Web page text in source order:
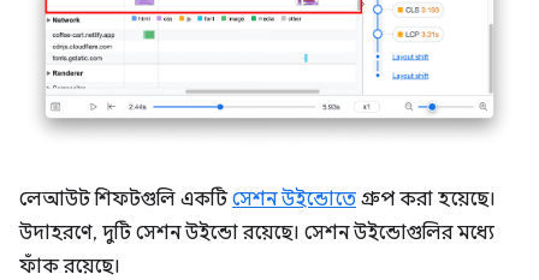
লেআউট শিফটগুলি একটিসেশন উইন্ডোতে গ্রুপ করা হয়েছে।
উদাহরণে, দুটি সেশন উইন্ডো রয়েছে। সেশন উইন্ডোগুলির মধ্যে
ফাঁক রয়েছে।